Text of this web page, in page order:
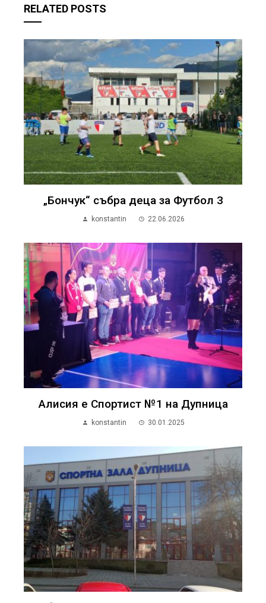
RELATED POSTS
„Бончук“ събра деца за Футбол 3
konstantin 22.06.2026
Алисия е Спортист №1 на Дупница
konstantin 30.01.2025